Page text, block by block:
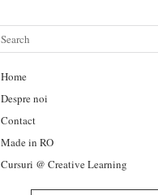
Home
Despre noi
Contact
Made in RO
Cursuri @ Creative Learning